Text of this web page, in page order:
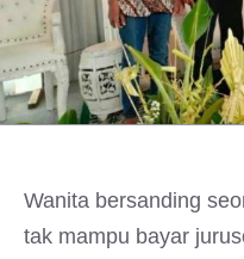
Wanita bersanding
tak mampu bayar